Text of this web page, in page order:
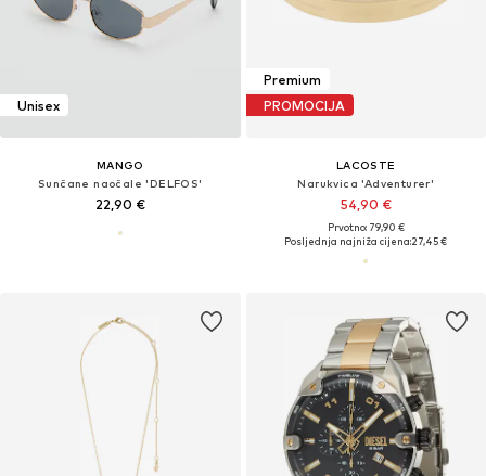
Unisex
MANGO
Sunčane naočale 'DELFOS'
22,90 €
Premium
PROMOCIJA
LACOSTE
Narukvica 'Adventurer'
54,90 €
Prvotno: 79,90 €
Posljednja najniža cijena:27,45 €